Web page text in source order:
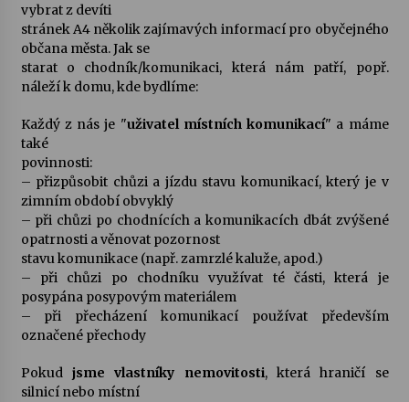
23. 7. 2026
Letní koncerty ve Stromovce: Rufus Miller
Vysočinka
17. 7. 2026
Ozvěny prázdnin
14. 7. 2026
Za kulturou kousek za Humpolec. V Želivě ožije
13. 7. 2026
vybrat z devíti
stránek A4 několik zajímavých informací pro obyčejného
občana města. Jak se
starat o chodník/komunikaci, která nám patří, popř.
náleží k domu, kde bydlíme:
Každý z nás je "uživatel místních komunikací" a máme
také
povinnosti:
– přizpůsobit chůzi a jízdu stavu komunikací, který je v
zimním období obvyklý
– při chůzi po chodnících a komunikacích dbát zvýšené
opatrnosti a věnovat pozornost
stavu komunikace (např. zamrzlé kaluže, apod.)
– při chůzi po chodníku využívat té části, která je
posypána posypovým materiálem
– při přecházení komunikací používat především
označené přechody
Pokud jsme vlastníky nemovitosti, která hraničí se
silnicí nebo místní